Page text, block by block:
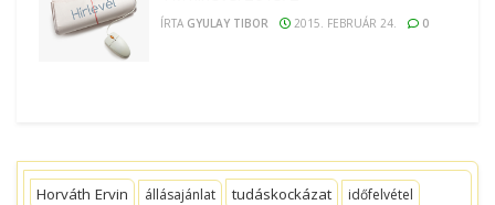
ÍRTA GYULAY TIBOR 2015. FEBRUÁR 24. 0
Horváth Ervin állásajánlat tudáskockázat időfelvétel